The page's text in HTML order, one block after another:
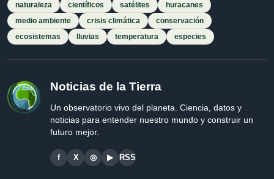
naturaleza
científicos satélites
huracanes
medio ambiente
crisis climática
conservación
ecosistemas
lluvias temperatura especies
Noticias de la Tierra
Un observatorio vivo del planeta. Ciencia, datos y
noticias para entender nuestro mundo y construir un
futuro mejor.
f X ◎ ▶ RSS